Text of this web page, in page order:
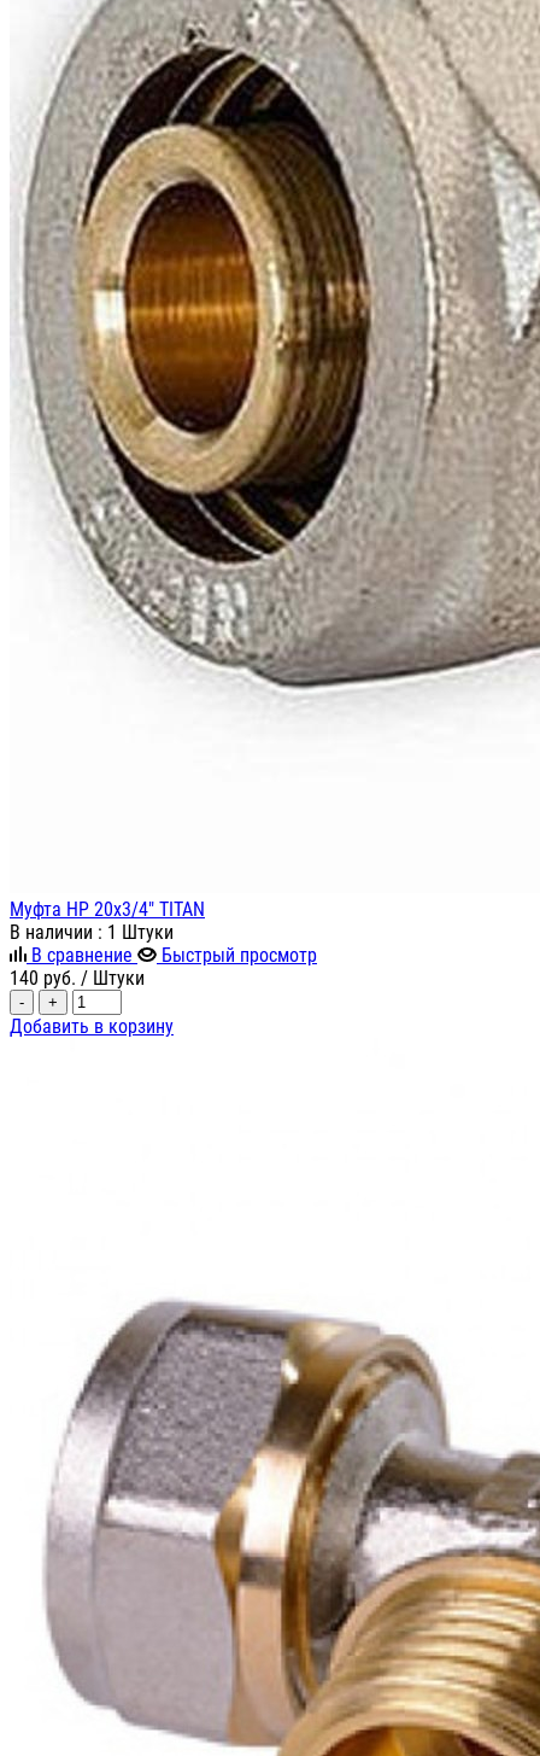
Муфта НР 20х3/4" TITAN
В наличии : 1 Штуки
В сравнение
Быстрый просмотр
140 руб. / Штуки
- +
Добавить в корзину